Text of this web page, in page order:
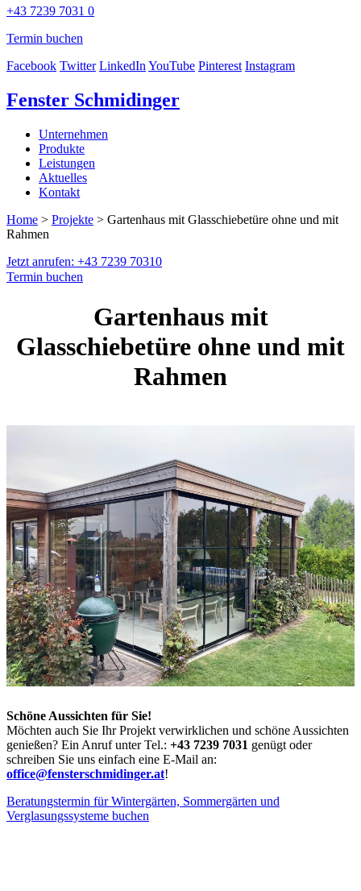
+43 7239 7031 0
Termin buchen
Facebook Twitter LinkedInYouTube Pinterest Instagram
Fenster Schmidinger
Unternehmen
Produkte
Leistungen
Aktuelles
Kontakt
Home > Projekte > Gartenhaus mit Glasschiebetüre ohne und mit
Rahmen
Jetzt anrufen: +43 7239 70310
Termin buchen
Gartenhaus mit
Glasschiebetüre ohne und mit
Rahmen
Schöne Aussichten für Sie!
Möchten auch Sie Ihr Projekt verwirklichen und schöne Aussichten
genießen? Ein Anruf unter Tel.: +43 7239 7031 genügt oder
schreiben Sie uns einfach eine E-Mail an:
office@fensterschmidinger.at!
Beratungstermin für Wintergärten, Sommergärten und
Verglasungssysteme buchen